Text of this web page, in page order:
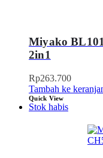
Miyako
2in1
Rp263.700
Tambah ke
Quick View
Stok habis